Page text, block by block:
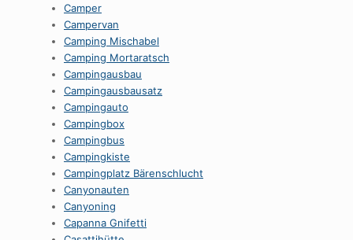
Camper
Campervan
Camping Mischabel
Camping Mortaratsch
Campingausbau
Campingausbausatz
Campingauto
Campingbox
Campingbus
Campingkiste
Campingplatz Bärenschlucht
Canyonauten
Canyoning
Capanna Gnifetti